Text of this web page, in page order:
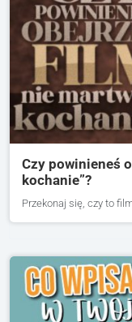
Czy powinieneś
kochanie”?
Przekonaj się, czy to